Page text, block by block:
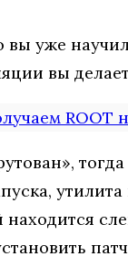
уже
вы
ROOT